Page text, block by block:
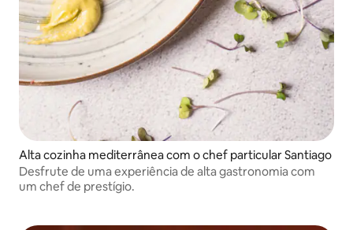
Alta cozinha mediterrânea com o chef particular Santiago
Desfrute de uma experiência de alta gastronomia com
um chef de prestígio.